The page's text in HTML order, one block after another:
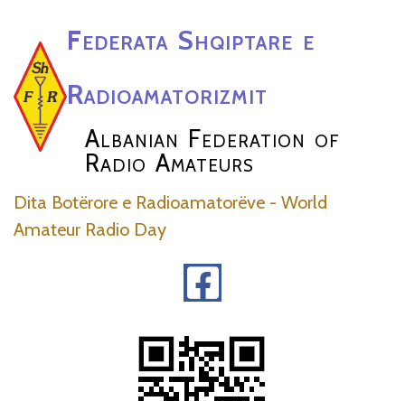
Federata Shqiptare e
Radioamatorizmit
Albanian Federation of
Radio Amateurs
Dita Botërore e Radioamatorëve - World
Amateur Radio Day